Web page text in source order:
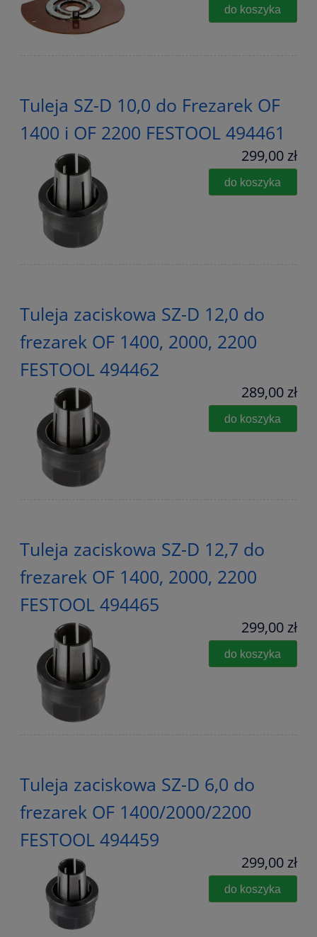
do koszyka
Tuleja SZ-D 10,0 do Frezarek OF
1400 i OF 2200 FESTOOL 494461
299,00 zł
do koszyka
Tuleja zaciskowa SZ-D 12,0 do
frezarek OF 1400, 2000, 2200
FESTOOL 494462
289,00 zł
do koszyka
Tuleja zaciskowa SZ-D 12,7 do
frezarek OF 1400, 2000, 2200
FESTOOL 494465
299,00 zł
do koszyka
Tuleja zaciskowa SZ-D 6,0 do
frezarek OF 1400/2000/2200
FESTOOL 494459
299,00 zł
do koszyka